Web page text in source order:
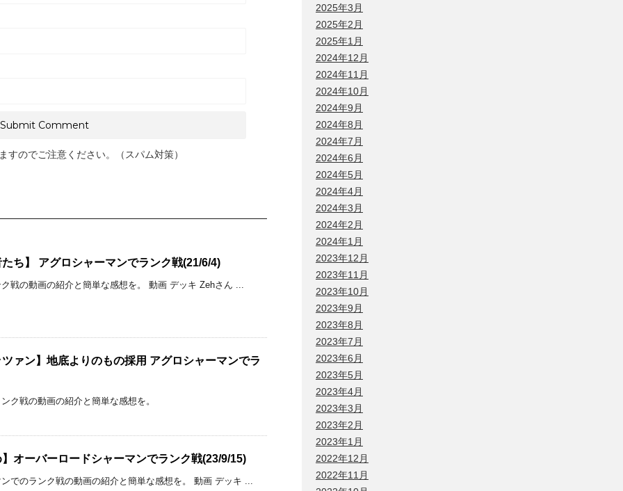
すのでご注意ください。（スパム対策）
ち】 アグロシャーマンでランク戦(21/6/4)
戦の動画の紹介と簡単な感想を。 動画 デッキ Zehさん ...
ァン】地底よりのもの採用 アグロシャーマンでラ
ク戦の動画の紹介と簡単な感想を。
オーバーロードシャーマンでランク戦(23/9/15)
でのランク戦の動画の紹介と簡単な感想を。 動画 デッキ ...
2025年3月
2025年2月
2025年1月
2024年12月
2024年11月
2024年10月
2024年9月
2024年8月
2024年7月
2024年6月
2024年5月
2024年4月
2024年3月
2024年2月
2024年1月
2023年12月
2023年11月
2023年10月
2023年9月
2023年8月
2023年7月
2023年6月
2023年5月
2023年4月
2023年3月
2023年2月
2023年1月
2022年12月
2022年11月